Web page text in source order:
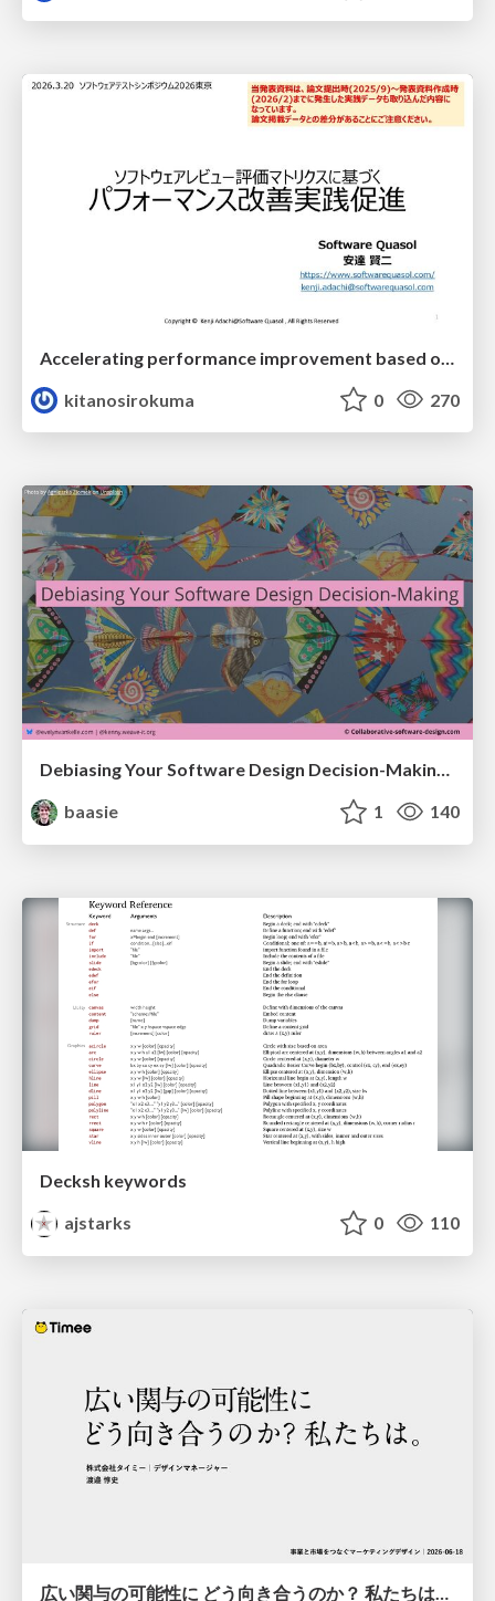
kitanosirokuma
0 270
Debiasing Your Software Design Decision-Making @ Flowcon '26
baasie
1 140
Decksh keywords
ajstarks
0 110